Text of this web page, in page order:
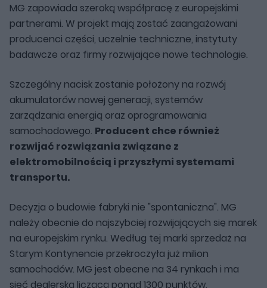
MG zapowiada szeroką współpracę z europejskimi
partnerami. W projekt mają zostać zaangażowani
producenci części, uczelnie techniczne, instytuty
badawcze oraz firmy rozwijające nowe technologie.
Szczególny nacisk zostanie położony na rozwój
akumulatorów nowej generacji, systemów
zarządzania energią oraz oprogramowania
samochodowego. Producent chce również
rozwijać rozwiązania związane z
elektromobilnością i przyszłymi systemami
transportu.
Decyzja o budowie fabryki nie "spontaniczna". MG
należy obecnie do najszybciej rozwijających się marek
na europejskim rynku. Według tej marki sprzedaż na
Starym Kontynencie przekroczyła już milion
samochodów. MG jest obecne na 34 rynkach i ma
sieć dealerską liczącą ponad 1300 punktów.